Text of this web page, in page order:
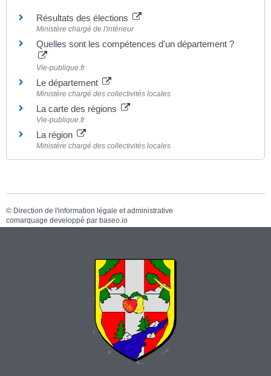
Résultats des élections
Ministère chargé de l'intérieur
Quelles sont les compétences d'un département ?
Vie-publique.fr
Le département
Ministère chargé des collectivités locales
La carte des régions
Vie-publique.fr
La région
Ministère chargé des collectivités locales
© Direction de l'information légale et administrative
comarquage developpé par baseo.io